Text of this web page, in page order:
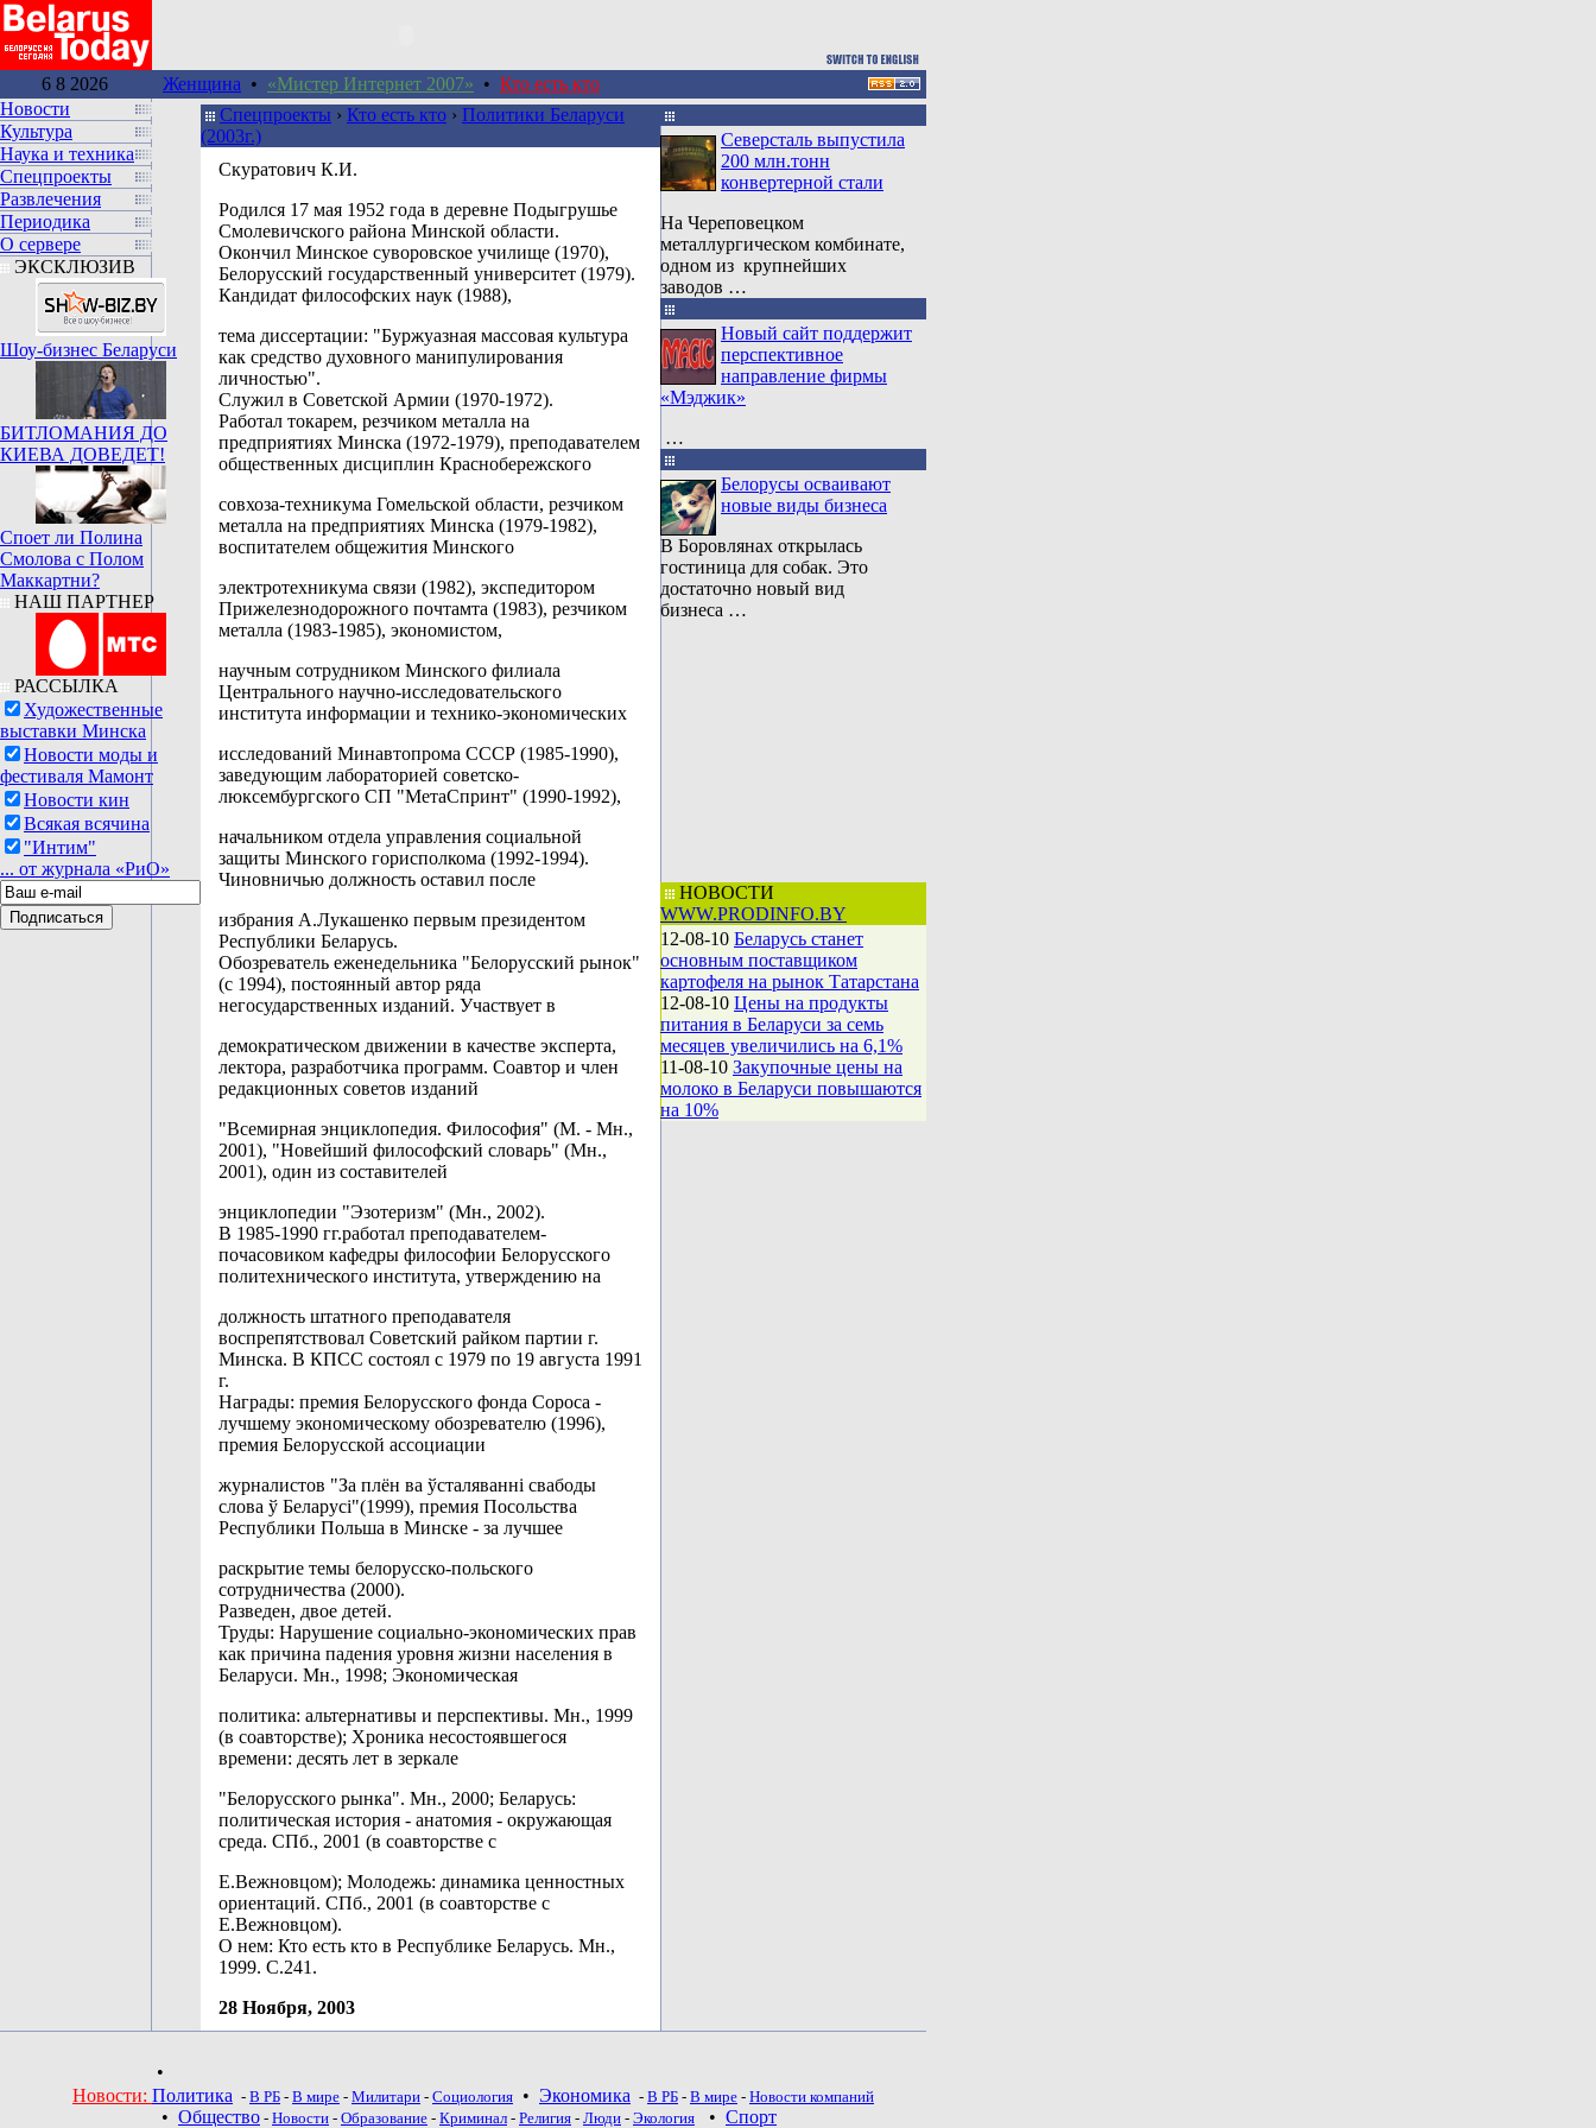
6 8 2026 Женщина • «Мистер Интернет 2007» • Кто есть кто
Новости
Культура
Наука и техника
Спецпроекты
Развлечения
Периодика
О сервере
ЭКСКЛЮЗИВ
Шоу-бизнес Беларуси
БИТЛОМАНИЯ ДО
КИЕВА ДОВЕДЕТ!
Споет ли Полина
Смолова с Полом
Маккартни?
НАШ ПАРТНЕР
РАССЫЛКА
Художественные
выставки Минска
Новости моды и
фестиваля Мамонт
Новости кин
Всякая всячина
"Интим"
... от журнала «РиО»
Спецпроекты › Кто есть кто › Политики Беларуси
(2003г.)
Скуратович К.И.
Родился 17 мая 1952 года в деревне Подыгрушье
Смолевичского района Минской области.
Окончил Минское суворовское училище (1970),
Белорусский государственный университет (1979).
Кандидат философских наук (1988),
тема диссертации: "Буржуазная массовая культура
как средство духовного манипулирования
личностью".
Служил в Советской Армии (1970-1972).
Работал токарем, резчиком металла на
предприятиях Минска (1972-1979), преподавателем
общественных дисциплин Краснобережского
совхоза-техникума Гомельской области, резчиком
металла на предприятиях Минска (1979-1982),
воспитателем общежития Минского
электротехникума связи (1982), экспедитором
Прижелезнодорожного почтамта (1983), резчиком
металла (1983-1985), экономистом,
научным сотрудником Минского филиала
Центрального научно-исследовательского
института информации и технико-экономических
исследований Минавтопрома СССР (1985-1990),
заведующим лабораторией советско-
люксембургского СП "МетаСпринт" (1990-1992),
начальником отдела управления социальной
защиты Минского горисполкома (1992-1994).
Чиновничью должность оставил после
избрания А.Лукашенко первым президентом
Республики Беларусь.
Обозреватель еженедельника "Белорусский рынок"
(с 1994), постоянный автор ряда
негосударственных изданий. Участвует в
демократическом движении в качестве эксперта,
лектора, разработчика программ. Соавтор и член
редакционных советов изданий
"Всемирная энциклопедия. Философия" (М. - Мн.,
2001), "Новейший философский словарь" (Мн.,
2001), один из составителей
энциклопедии "Эзотеризм" (Мн., 2002).
В 1985-1990 гг.работал преподавателем-
почасовиком кафедры философии Белорусского
политехнического института, утверждению на
должность штатного преподавателя
воспрепятствовал Советский райком партии г.
Минска. В КПСС состоял с 1979 по 19 августа 1991
г.
Награды: премия Белорусского фонда Сороса -
лучшему экономическому обозревателю (1996),
премия Белорусской ассоциации
журналистов "За плён ва ўсталяванні свабоды
слова ў Беларусі"(1999), премия Посольства
Республики Польша в Минске - за лучшее
раскрытие темы белорусско-польского
сотрудничества (2000).
Разведен, двое детей.
Труды: Нарушение социально-экономических прав
как причина падения уровня жизни населения в
Беларуси. Мн., 1998; Экономическая
политика: альтернативы и перспективы. Мн., 1999
(в соавторстве); Хроника несостоявшегося
времени: десять лет в зеркале
"Белорусского рынка". Мн., 2000; Беларусь:
политическая история - анатомия - окружающая
среда. СПб., 2001 (в соавторстве с
Е.Вежновцом); Молодежь: динамика ценностных
ориентаций. СПб., 2001 (в соавторстве с
Е.Вежновцом).
О нем: Кто есть кто в Республике Беларусь. Мн.,
1999. С.241.
28 Ноября, 2003
Северсталь выпустила
200 млн.тонн
конвертерной стали
На Череповецком
металлургическом комбинате,
одном из крупнейших
заводов …
Новый сайт поддержит
перспективное
направление фирмы
«Мэджик»
…
Белорусы осваивают
новые виды бизнеса
В Боровлянах открылась
гостиница для собак. Это
достаточно новый вид
бизнеса …
НОВОСТИ
WWW.PRODINFO.BY
12-08-10 Беларусь станет
основным поставщиком
картофеля на рынок Татарстана
12-08-10 Цены на продукты
питания в Беларуси за семь
месяцев увеличились на 6,1%
11-08-10 Закупочные цены на
молоко в Беларуси повышаются
на 10%
•
Новости: Политика - В РБ - В мире - Милитари - Социология • Экономика - В РБ - В мире - Новости компаний
• Общество - Новости - Образование - Криминал - Религия - Люди - Экология • Спорт